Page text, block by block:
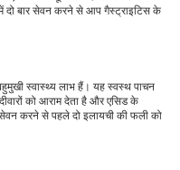
दो बार सेवन करने से आप गैस्ट्राइटिस के
स्वास्थ्य लाभ हैं। यह स्वस्थ पाचन
को आराम देता है और एसिड के
करने से पहले दो इलायची की फली को